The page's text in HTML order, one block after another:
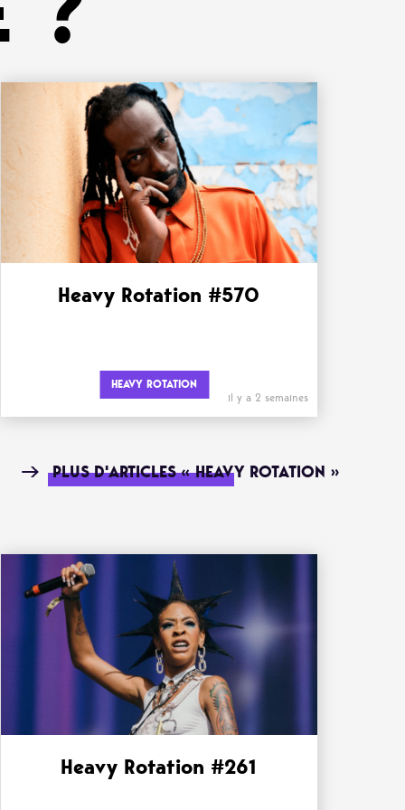
Heavy Rotation #570
HEAVY ROTATION
il y a 2 semaines
PLUS D'ARTICLES « HEAVY ROTATION »
Heavy Rotation #261